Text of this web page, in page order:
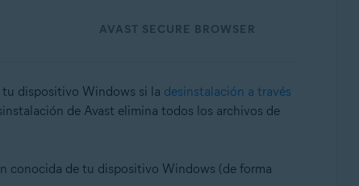
AVAST SECURE BROWSER
tu dispositivo Windows si la desinstalación a través
de Avast elimina todos los archivos de
conocida de tu dispositivo Windows (de forma